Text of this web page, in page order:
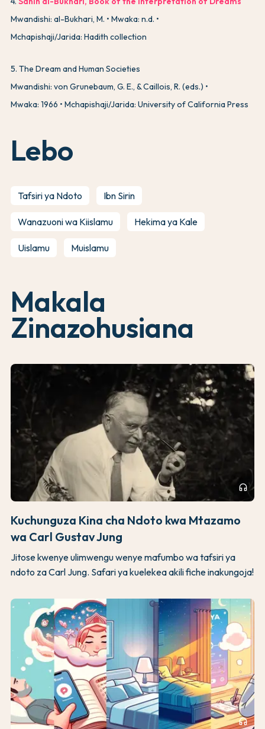
Mwandishi: al-Bukhari, M.
Mwaka: n.d.
Mchapishaji/Jarida: Hadith collection
5. The Dream and Human Societies
Mwandishi: von Grunebaum, G. E., & Caillois, R. (eds.)
Mwaka: 1966
Mchapishaji/Jarida: University of California Press
Lebo
Tafsiri ya Ndoto Ibn Sirin
Wanazuoni wa Kiislamu Hekima ya Kale
Uislamu Muislamu
Makala
Zinazohusiana
headphones
Kuchunguza Kina cha Ndoto kwa Mtazamo
wa Carl Gustav Jung
Jitose kwenye ulimwengu wenye mafumbo wa tafsiri ya
ndoto za Carl Jung. Safari ya kuelekea akili fiche inakungoja!
headphones